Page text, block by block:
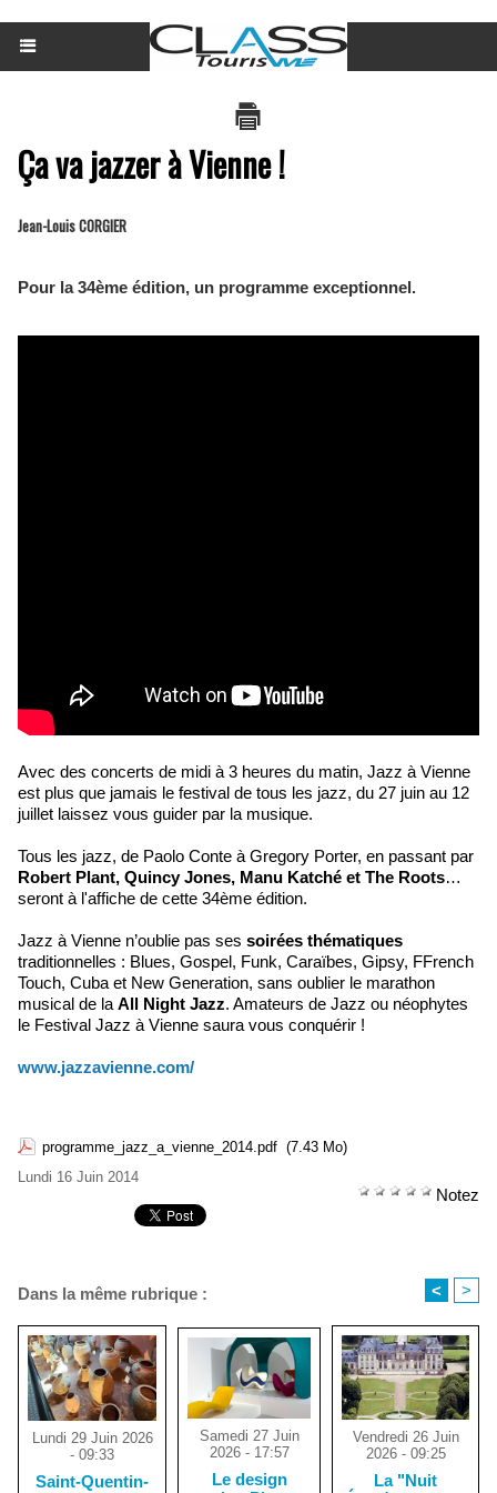
Ça va jazzer à Vienne !
Jean-Louis CORGIER
Pour la 34ème édition, un programme exceptionnel.
Avec des concerts de midi à 3 heures du matin, Jazz à Vienne
est plus que jamais le festival de tous les jazz, du 27 juin au 12
juillet laissez vous guider par la musique.
Tous les jazz, de Paolo Conte à Gregory Porter, en passant par
Robert Plant, Quincy Jones, Manu Katché et The Roots…
seront à l'affiche de cette 34ème édition.
Jazz à Vienne n’oublie pas ses soirées thématiques
traditionnelles : Blues, Gospel, Funk, Caraïbes, Gipsy, FFrench
Touch, Cuba et New Generation, sans oublier le marathon
musical de la All Night Jazz. Amateurs de Jazz ou néophytes
le Festival Jazz à Vienne saura vous conquérir !
www.jazzavienne.com/
programme_jazz_a_vienne_2014.pdf (7.43 Mo)
Lundi 16 Juin 2014
Notez
Dans la même rubrique : < >
Lundi 29 Juin 2026
- 09:33
Saint-Quentin-
Samedi 27 Juin
2026 - 17:57
Le design
Vendredi 26 Juin
2026 - 09:25
La "Nuit